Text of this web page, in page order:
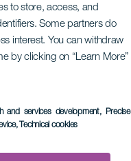
to store, access, and
Some partners do
interest. You can withdraw
by clicking on “Learn More”
and services development, Precise
, Technical cookies